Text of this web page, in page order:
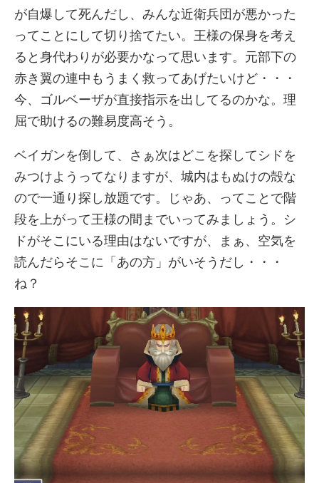
が自爆して死んだし、みんな近衛兵団が悪かった
ってことにして切り捨てたい。王様の保身を考え
ると身代わりが必要かなって思います。元部下の
赤き翼の連中もうまく救ってあげたいけど・・・
今、ゴルベーザが直接指示を出してるのかな。理
屈で助けるの難易度高そう。
ベイガンを倒して、さぁ次はどこを探してシドを
みつけようってなりますが、城内はもぬけの殻な
ので一通り探し放題です。じゃあ、ってことで階
段を上がって王様の間までいってみましょう。シ
ドがそこにいる理由はないですが、まぁ、空気を
読んだらそこに「あの方」がいそうだし・・・
ね？